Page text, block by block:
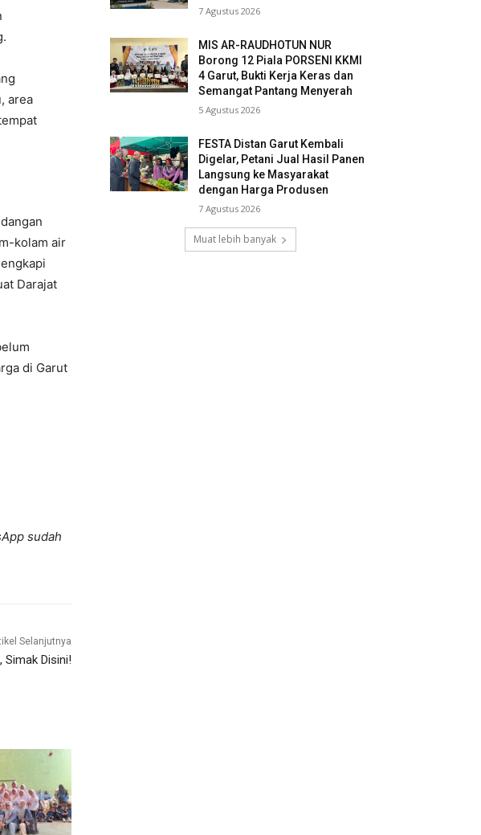
area
kolam air
Darajat
di Garut
sudah
Selanjutnya
Simak Disini!
7 Agustus 2026
MIS AR-RAUDHOTUN NUR
Borong 12 Piala PORSENI KKMI
4 Garut, Bukti Kerja Keras dan
Semangat Pantang Menyerah
5 Agustus 2026
FESTA Distan Garut Kembali
Digelar, Petani Jual Hasil Panen
Langsung ke Masyarakat
dengan Harga Produsen
7 Agustus 2026
Muat lebih banyak